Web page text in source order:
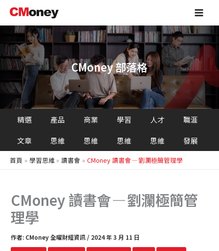
主
容
Main
CMoney 部落格
精選
文章
產品
思維
商業
思維
學習
思維
人才
思維
職涯
發展
首頁 學習思維 讀書會 CMoney 讀書會 — 劉瀾極簡管理學
CMoney 讀書會 — 劉瀾極簡管
理學
作者: CMoney 全曜財經資訊 / 2024 年 3 月 11 日
尋